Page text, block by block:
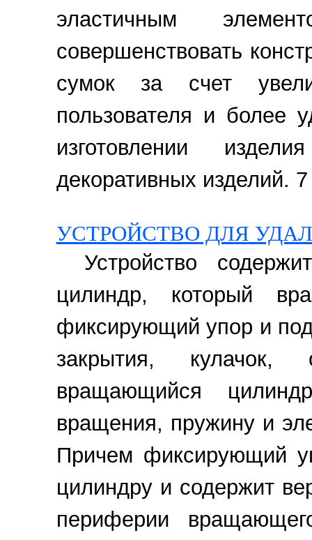
эластичным
совершенствовать
сумок за счет
пользователя и более
изготовлении
декоративных изделий.
УСТРОЙСТВО ДЛЯ
Устройство
цилиндр, который
фиксирующий упор и
закрытия, кулачок,
вращающийся
вращения, пружину и
Причем фиксирующий
цилиндру и содержит
периферии